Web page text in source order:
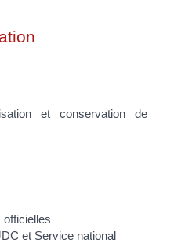
et conservation de
officielles
et Service national